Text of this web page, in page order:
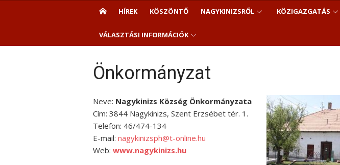
HÍREK KÖSZÖNTŐ NAGYKINIZSRŐL KÖZIGAZGATÁS
VÁLASZTÁSI INFORMÁCIÓK
Önkormányzat
Neve: Nagykinizs Község Önkormányzata
Cím: 3844 Nagykinizs, Szent Erzsébet tér. 1.
Telefon: 46/474-134
E-mail: nagykinizsph@t-online.hu
Web: www.nagykinizs.hu